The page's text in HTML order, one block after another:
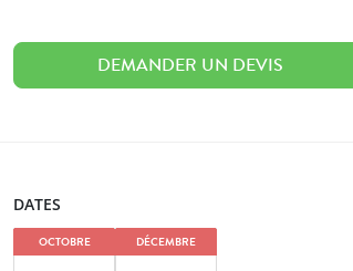
DEMANDER UN DEVIS
DATES
OCTOBRE DÉCEMBRE